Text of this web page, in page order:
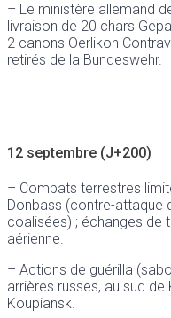
– Le ministère allemand
livraison de 20 chars
2 canons Oerlikon
retirés de la Bundeswehr.
12 septembre (J+200)
– Combats terrestres
Donbass (contre-attaque
coalisées) ; échanges de
aérienne.
– Actions de guérilla
arrières russes, au sud
Koupiansk.